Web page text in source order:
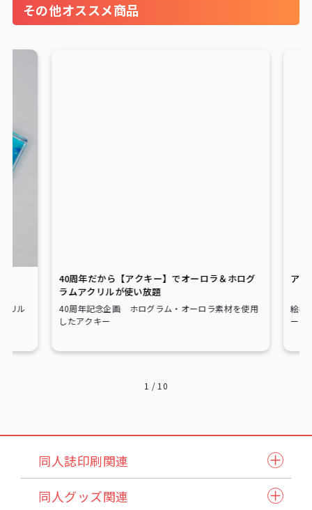
その他オススメ商品
リル
40周年だから【アクキー】でオーロラ＆ホログ
ラムアクリルが使い放題
40周年記念企画 ホログラム・オーロラ素材を使用
したアクキー
ア
絵柄
ーホ
1 / 10
同人誌印刷関連
同人誌セット
小説本セット
同人グッズ関連